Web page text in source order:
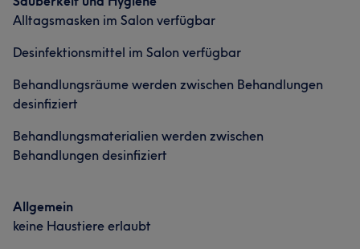
Alltagsmasken im Salon verfügbar
Desinfektionsmittel im Salon verfügbar
Behandlungsräume werden zwischen Behandlungen
desinfiziert
Behandlungsmaterialien werden zwischen
Behandlungen desinfiziert
Allgemein
keine Haustiere erlaubt